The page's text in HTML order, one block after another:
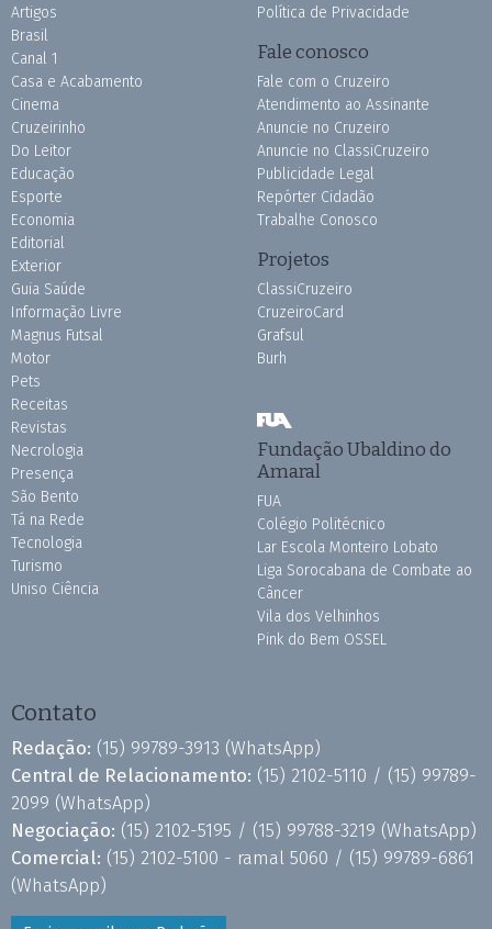
Artigos
Brasil
Canal 1
Casa e Acabamento
Cinema
Cruzeirinho
Do Leitor
Educação
Esporte
Economia
Editorial
Exterior
Guia Saúde
Informação Livre
Magnus Futsal
Motor
Pets
Receitas
Revistas
Necrologia
Presença
São Bento
Tá na Rede
Tecnologia
Turismo
Uniso Ciência
Política de Privacidade
Fale conosco
Fale com o Cruzeiro
Atendimento ao Assinante
Anuncie no Cruzeiro
Anuncie no ClassiCruzeiro
Publicidade Legal
Repórter Cidadão
Trabalhe Conosco
Projetos
ClassiCruzeiro
CruzeiroCard
Grafsul
Burh
Fundação Ubaldino do
Amaral
FUA
Colégio Politécnico
Lar Escola Monteiro Lobato
Liga Sorocabana de Combate ao
Câncer
Vila dos Velhinhos
Pink do Bem OSSEL
Contato
Redação: (15) 99789-3913 (WhatsApp)
Central de Relacionamento: (15) 2102-5110 / (15) 99789-
2099 (WhatsApp)
Negociação: (15) 2102-5195 / (15) 99788-3219 (WhatsApp)
Comercial: (15) 2102-5100 - ramal 5060 / (15) 99789-6861
(WhatsApp)